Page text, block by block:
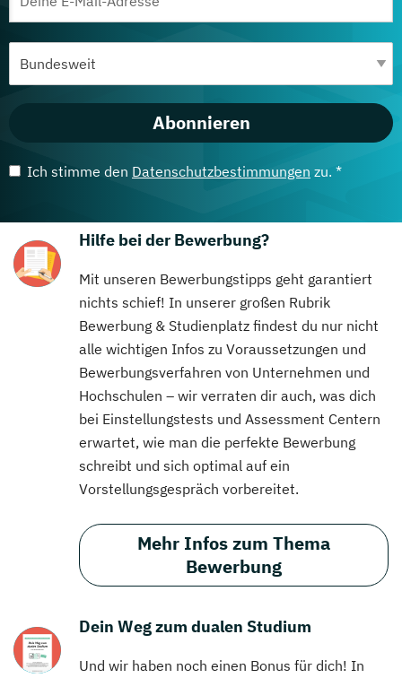
Abonnieren
Ich stimme den Datenschutzbestimmungen zu. *
Hilfe bei der Bewerbung?
Mit unseren Bewerbungstipps geht garantiert
nichts schief! In unserer großen Rubrik
Bewerbung & Studienplatz findest du nur nicht
alle wichtigen Infos zu Voraussetzungen und
Bewerbungsverfahren von Unternehmen und
Hochschulen – wir verraten dir auch, was dich
bei Einstellungstests und Assessment Centern
erwartet, wie man die perfekte Bewerbung
schreibt und sich optimal auf ein
Vorstellungsgespräch vorbereitet.
Mehr Infos zum Thema
Bewerbung
Dein Weg zum dualen Studium
Und wir haben noch einen Bonus für dich! In